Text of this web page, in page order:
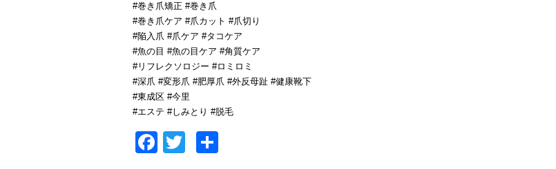
#巻き爪矯正 #巻き爪
#巻き爪ケア #爪カット #爪切り
#陥入爪 #爪ケア #タコケア
#魚の目 #魚の目ケア #角質ケア
#リフレクソロジー #ロミロミ
#深爪 #変形爪 #肥厚爪 #外反母趾 #健康靴下
#東成区 #今里
#エステ #しみとり #脱毛
Facebook
Twitter